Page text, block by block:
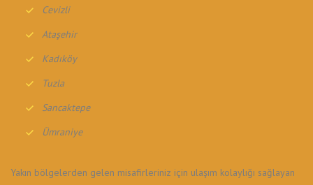
Cevizli
Ataşehir
Kadıköy
Tuzla
Sancaktepe
Ümraniye
Yakın bölgelerden gelen misafirleriniz için ulaşım kolaylığı sağlayan